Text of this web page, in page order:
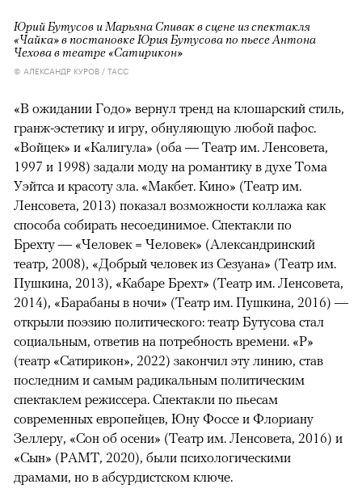
Юрий Бутусов и Марьяна Спивак в сцене из спектакля
«Чайка» в постановке Юрия Бутусова по пьесе Антона
Чехова в театре «Сатирикон»
© АЛЕКСАНДР КУРОВ / ТАСС
«В ожидании Годо» вернул тренд на клошарский стиль,
гранж-эстетику и игру, обнуляющую любой пафос.
«Войцек» и «Калигула» (оба — Театр им. Ленсовета,
1997 и 1998) задали моду на романтику в духе Тома
Уэйтса и красоту зла. «Макбет. Кино» (Театр им.
Ленсовета, 2013) показал возможности коллажа как
способа собирать несоединимое. Спектакли по
Брехту — «Человек = Человек» (Александринский
театр, 2008), «Добрый человек из Сезуана» (Театр им.
Пушкина, 2013), «Кабаре Брехт» (Театр им. Ленсовета,
2014), «Барабаны в ночи» (Театр им. Пушкина, 2016) —
открыли поэзию политического: театр Бутусова стал
социальным, ответив на потребность времени. «Р»
(театр «Сатирикон», 2022) закончил эту линию, став
последним и самым радикальным политическим
спектаклем режиссера. Спектакли по пьесам
современных европейцев, Юну Фоссе и Флориану
Зеллеру, «Сон об осени» (Театр им. Ленсовета, 2016) и
«Сын» (РАМТ, 2020), были психологическими
драмами, но в абсурдистском ключе.